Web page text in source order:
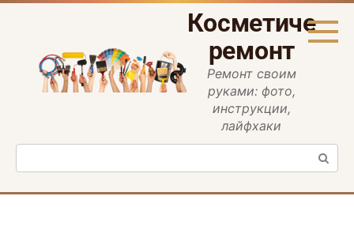
Перейти
ремонт
Ремонт своим
руками: фото,
инструкции,
лайфхаки
Поиск: